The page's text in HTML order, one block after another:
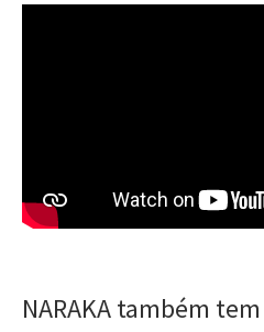
NARAKA também